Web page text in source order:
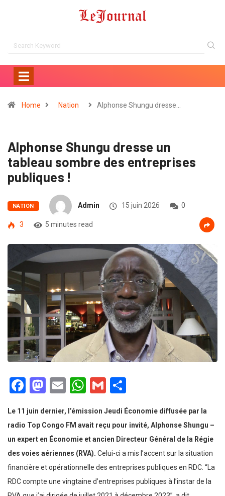
Home Nation Alphonse Shungu dresse…
Alphonse Shungu dresse un
tableau sombre des entreprises
publiques !
NATION Admin 15 juin 2026 0
3 5 minutes read
Facebook
Mastodon
EmailWhatsApp
Gmail
Le 11 juin dernier, l’émission Jeudi Économie diffusée par la
radio Top Congo FM avait reçu pour invité, Alphonse Shungu –
un expert en Économie et ancien Directeur Général de la Régie
des voies aériennes (RVA). Celui-ci a mis l’accent sur la situation
financière et opérationnelle des entreprises publiques en RDC. “La
RDC compte une vingtaine d’entreprises publiques à l’instar de la